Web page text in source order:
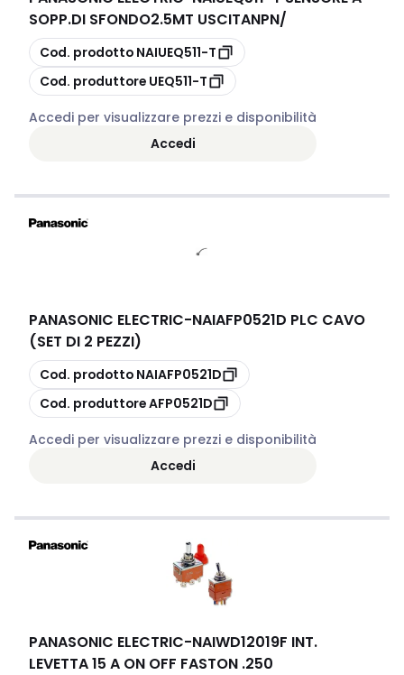
SOPP.DI SFONDO2.5MT USCITANPN/
copia
Cod. prodotto NAIUEQ511-T
copia
Cod. produttore UEQ511-T
Accedi per visualizzare prezzi e disponibilità
Accedi
PANASONIC ELECTRIC-NAIAFP0521D PLC CAVO
(SET DI 2 PEZZI)
copia
Cod. prodotto NAIAFP0521D
copia
Cod. produttoreAFP0521D
Accedi per visualizzare prezzi e disponibilità
Accedi
PANASONIC ELECTRIC-NAIWD12019F INT.
LEVETTA 15 A ON OFF FASTON .250